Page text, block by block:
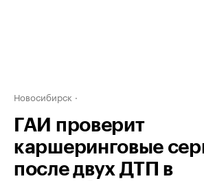
Новосибирск
ГАИ проверит
каршеринговые
после двух ДТП в